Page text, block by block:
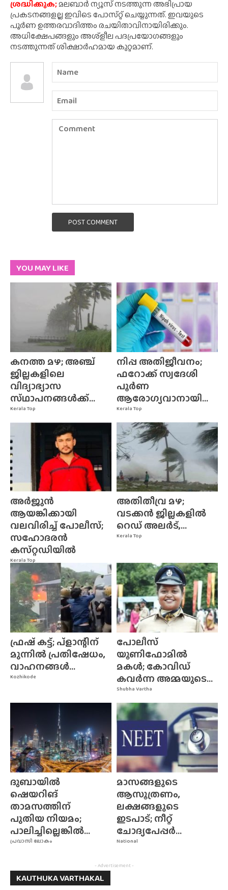
ശ്രദ്ധിക്കുക;മലബാർ ന്യൂസ് നടത്തുന്ന അഭിപ്രായ
പ്രകടനങ്ങളല്ല ഇവിടെ പോസ്‌റ്റ് ചെയ്യുന്നത്. ഇവയുടെ
പൂർണ ഉത്തരവാദിത്തം രചയിതാവിനായിരിക്കും.
അധിക്ഷേപങ്ങളും അശ്‌ളീല പദപ്രയോഗങ്ങളും
നടത്തുന്നത് ശിക്ഷാർഹമായ കുറ്റമാണ്.
POST COMMENT
YOU MAY LIKE
Kerala Top
കനത്ത മഴ; അഞ്ച്
ജില്ലകളിലെ
വിദ്യാഭ്യാസ
സ്‌ഥാപനങ്ങൾക്ക്‌...
Kerala Top
നിപ്പ അതിജീവനം;
ഫറോക്ക് സ്വദേശി
പൂർണ
ആരോഗ്യവാനായി...
Kerala Top
അർജുൻ
ആയങ്കിക്കായി
വലവിരിച്ച് പോലീസ്;
സഹോദരൻ
കസ്‌റ്റഡിയിൽ
Kerala Top
അതിതീവ്ര മഴ;
വടക്കൻ ജില്ലകളിൽ
റെഡ് അലർട്,...
Kozhikode
ഫ്രഷ് കട്ട്; പ്ളാന്റിന്
മുന്നിൽ പ്രതിഷേധം,
വാഹനങ്ങൾ...
Shubha Vartha
പോലീസ്
യൂണിഫോമിൽ
മകൾ; കോവിഡ്
കവർന്ന അമ്മയുടെ...
പ്രവാസി ലോകം
ദുബായിൽ
ഷെയറിങ്
താമസത്തിന്
പുതിയ നിയമം;
പാലിച്ചില്ലെങ്കിൽ...
National
മാസങ്ങളുടെ
ആസൂത്രണം,
ലക്ഷങ്ങളുടെ
ഇടപാട്; നീറ്റ്
ചോദ്യപേപ്പർ...
- Advertisement -
KAUTHUKA VARTHAKAL